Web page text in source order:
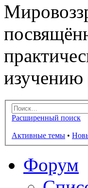
Расширенный поиск
Активные темы •
Форум